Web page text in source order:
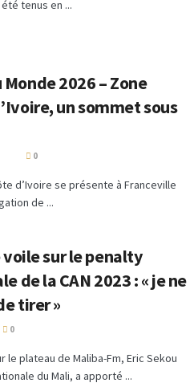
tenus en ...
2026 – Zone
un sommet sous
0
d’Ivoire se présente à Franceville
de ...
voile sur le penalty
de la CAN 2023 : « je ne
tirer »
0
plateau de Maliba-Fm, Eric Sekou
du Mali, a apporté ...